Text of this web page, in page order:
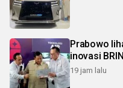
Prabowo
inovasi
19 jam lalu